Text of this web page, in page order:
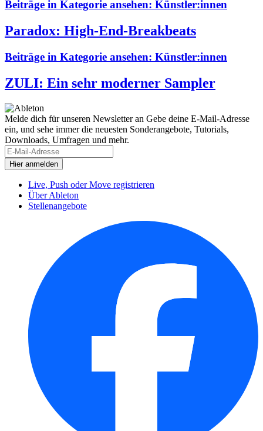
Beiträge in Kategorie ansehen: Künstler:innen
Paradox: High-End-Breakbeats
Beiträge in Kategorie ansehen: Künstler:innen
ZULI: Ein sehr moderner Sampler
Melde dich für unseren Newsletter an Gebe deine E-Mail-Adresse
ein, und sehe immer die neuesten Sonderangebote, Tutorials,
Downloads, Umfragen und mehr.
Live, Push oder Move registrieren
Über Ableton
Stellenangebote